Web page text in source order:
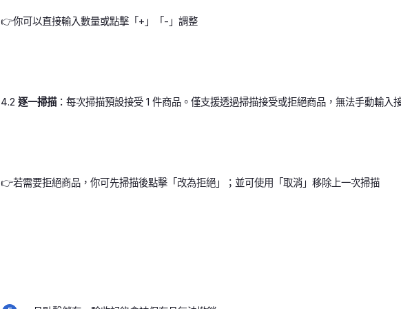
👉你可以直接輸入數量或點擊「+」「-」調整
4.2 逐一掃描：每次掃描預設接受 1 件商品。僅支援透過掃描接受或拒絕商品，無法手動輸入
👉若需要拒絕商品，你可先掃描後點擊「改為拒絕」；並可使用「取消」移除上一次掃描